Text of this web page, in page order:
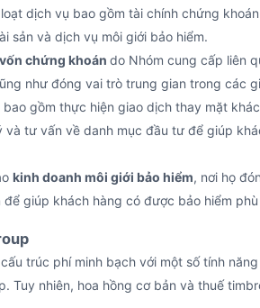
dịch vụ bao gồm tài chính chứng
sản và dịch vụ môi giới bảo hiểm.
chứng khoán do Nhóm cung cấp liên
như đóng vai trò trung gian trong các
bao gồm thực hiện giao dịch thay mặt
và tư vấn về danh mục đầu tư để giúp
kinh doanh môi giới bảo hiểm, nơi họ
giúp khách hàng có được bảo hiểm
trúc phí minh bạch với một số tính
Tuy nhiên, hoa hồng cơ bản và thuế